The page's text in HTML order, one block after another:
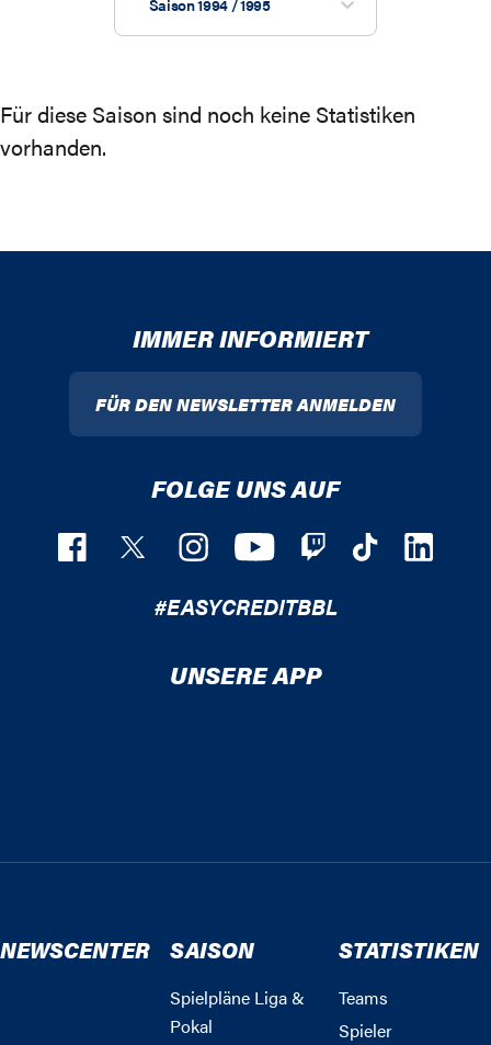
Saison 1994 / 1995
Für diese Saison sind noch keine Statistiken
vorhanden.
IMMER INFORMIERT
FÜR DEN NEWSLETTER ANMELDEN
FOLGE UNS AUF
#EASYCREDITBBL
UNSERE APP
NEWSCENTER SAISON
Spielpläne Liga &
Pokal
STATISTIKEN
Teams
Spieler